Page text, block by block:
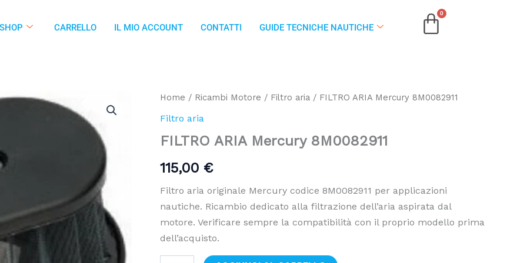
SHOP CARRELLO IL MIO ACCOUNT CONTATTI GUIDE TECNICHE NAUTICHE
Home / Ricambi Motore / Filtro aria / FILTRO ARIA Mercury 8M0082911
Filtro aria
FILTRO ARIA Mercury 8M0082911
115,00 €
Filtro aria originale Mercury codice 8M0082911 per applicazioni
nautiche. Ricambio dedicato alla filtrazione dell’aria aspirata dal
motore. Verificare sempre la compatibilità con il proprio modello prima
dell’acquisto.
FILTRO
Mercury
quantità